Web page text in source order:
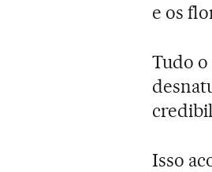
e os
Tudo
Isso